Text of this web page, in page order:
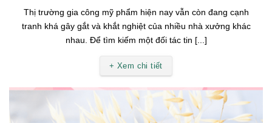
Thị trường gia công mỹ phẩm hiện nay vẫn còn đang cạnh
tranh khá gây gắt và khắt nghiệt của nhiều nhà xưởng khác
nhau. Để tìm kiếm một đối tác tin [...]
+ Xem chi tiết